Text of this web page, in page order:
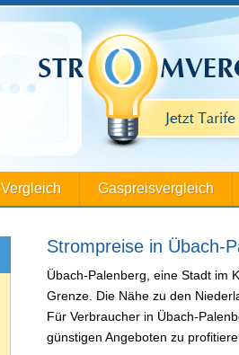
Vergleich Gaspreisvergleich
Strompreise in Übach-
Übach-Palenberg, eine Stadt im
Grenze. Die Nähe zu den
Für Verbraucher in Übach-
günstigen Angeboten zu